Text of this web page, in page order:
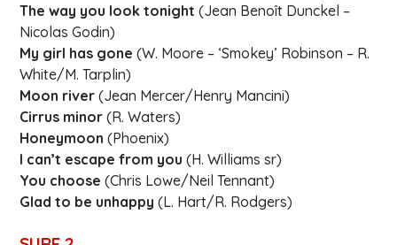
The way you look tonight (Jean Benoît Dunckel –
Nicolas Godin)
My girl has gone (W. Moore – ‘Smokey’ Robinson – R.
White/M. Tarplin)
Moon river (Jean Mercer/Henry Mancini)
Cirrus minor (R. Waters)
Honeymoon (Phoenix)
I can’t escape from you (H. Williams sr)
You choose (Chris Lowe/Neil Tennant)
Glad to be unhappy (L. Hart/R. Rodgers)